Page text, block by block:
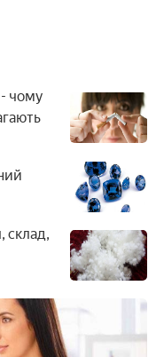
- чому
склад,